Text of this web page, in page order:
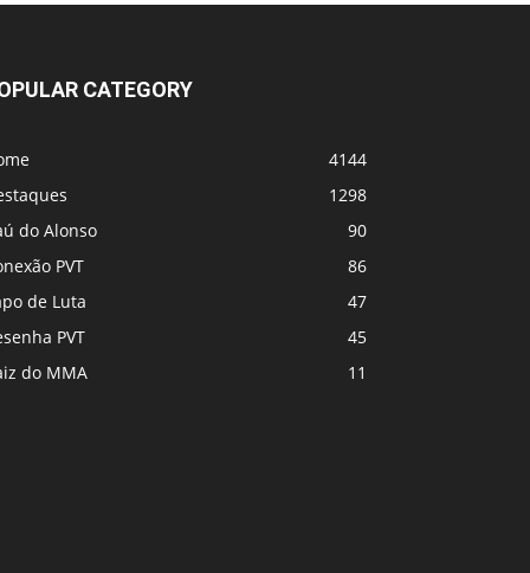
CATEGORY
4144
1298
do Alonso
90
PVT
86
de Luta
47
PVT
45
do MMA
11